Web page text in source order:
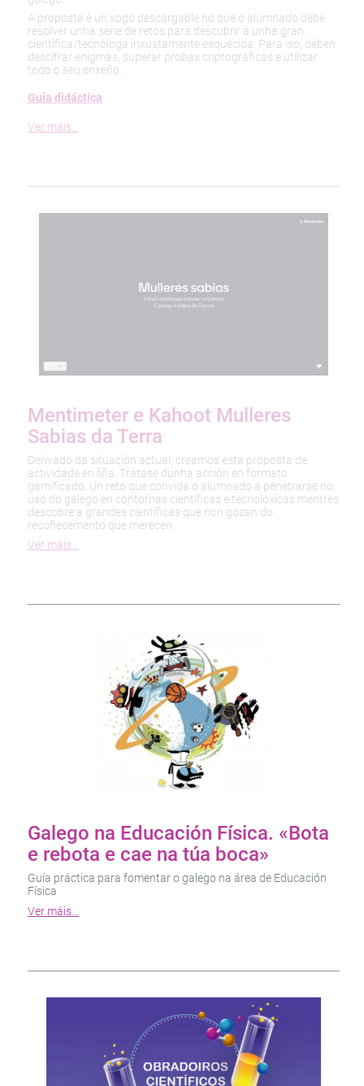
A proposta é un xogo descargable no que o alumnado debe
resolver unha serie de retos para descubrir a unha gran
científica/tecnóloga inxustamente esquecida. Para iso, deben
descifrar enigmas, superar probas criptográficas e utilizar
todo o seu enxeño.
Guía didáctica
Ver máis…
Mentimeter e Kahoot Mulleres
Sabias da Terra
Derivado da situación actual, creamos esta proposta de
actividade en liña. Trátase dunha acción en formato
gamificado. Un reto que convida o alumnado a penetrarse no
uso do galego en contornas científicas e tecnolóxicas mentres
descobre a grandes científicas que non gozan do
recoñecemento que merecen.
Ver máis…
Galego na Educación Física. «Bota
e rebota e cae na túa boca»
Guía práctica para fomentar o galego na área de Educación
Física
Ver máis…